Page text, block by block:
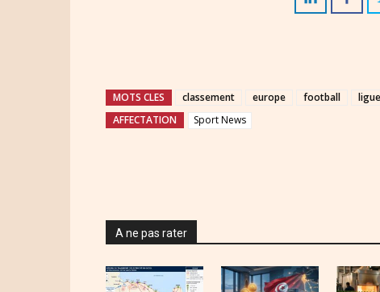
MOTS CLES classement europe football
AFFECTATION
Sport News
A ne pas rater